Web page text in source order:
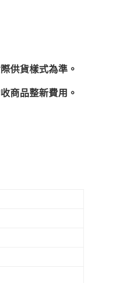
供貨樣式為準。
商品整﻿新費用。